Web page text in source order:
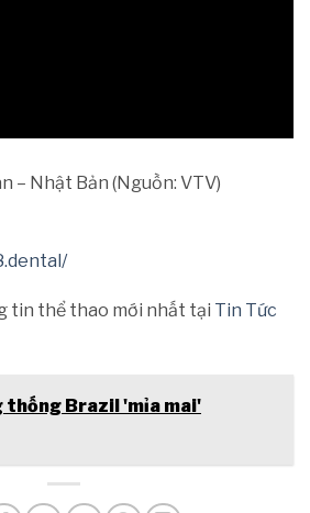
– Nhật Bản (Nguồn: VTV)
tin thể thao mới nhất tại Tin Tức
thống Brazil 'mỉa mai'